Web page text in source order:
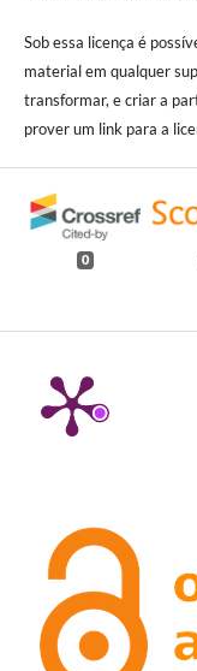
Sob essa licença é
material em qualquer
transformar, e criar a
prover um link para a
0